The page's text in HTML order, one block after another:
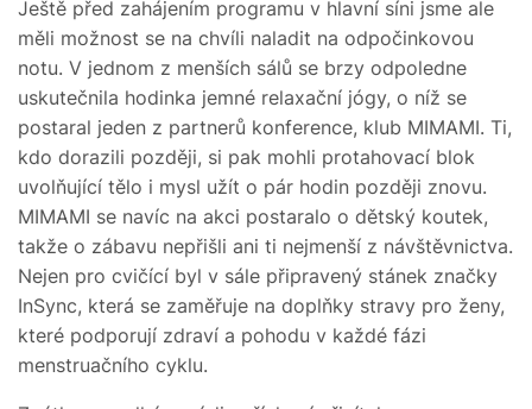
Ještě před zahájením programu v hlavní síni jsme ale
měli možnost se na chvíli naladit na odpočinkovou
notu. V jednom z menších sálů se brzy odpoledne
uskutečnila hodinka jemné relaxační jógy, o níž se
postaral jeden z partnerů konference, klub MIMAMI. Ti,
kdo dorazili později, si pak mohli protahovací blok
uvolňující tělo i mysl užít o pár hodin později znovu.
MIMAMI se navíc na akci postaralo o dětský koutek,
takže o zábavu nepřišli ani ti nejmenší z návštěvnictva.
Nejen pro cvičící byl v sále připravený stánek značky
InSync, která se zaměřuje na doplňky stravy pro ženy,
které podporují zdraví a pohodu v každé fázi
menstruačního cyklu.